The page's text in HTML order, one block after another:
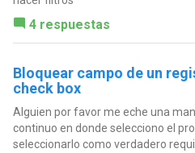
4 respuestas
Bloquear campo de un
check box
Alguien por favor me eche una
continuo en donde selecciono el
seleccionarlo como verdadero